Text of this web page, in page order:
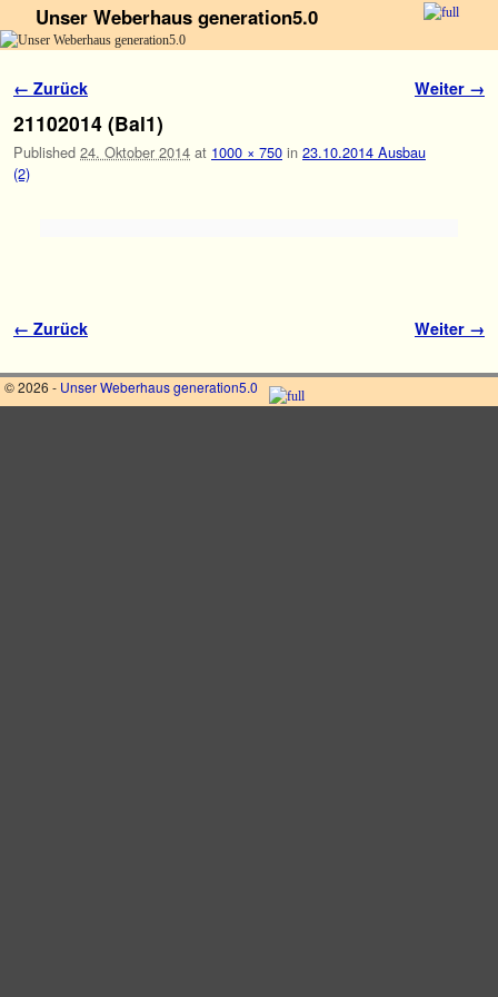
Unser Weberhaus generation5.0
Bilder-Navigation
← Zurück Weiter →
21102014 (Bal1)
Published 24. Oktober 2014 at 1000 × 750 in 23.10.2014 Ausbau
(2)
Bilder-Navigation
← Zurück Weiter →
© 2026 - Unser Weberhaus generation5.0